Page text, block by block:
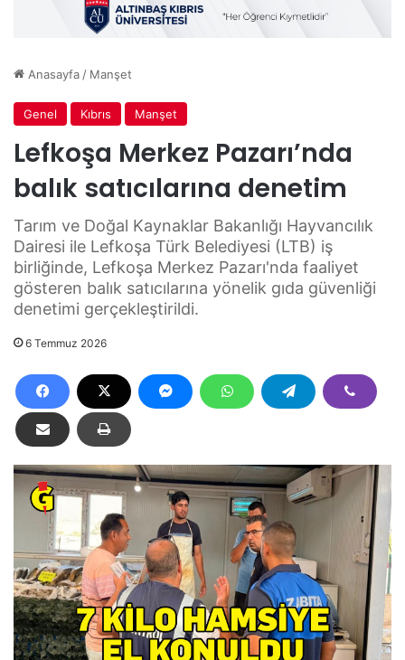
Anasayfa / Manşet
Genel Kıbrıs Manşet
Lefkoşa Merkez Pazarı’nda
balık satıcılarına denetim
Tarım ve Doğal Kaynaklar Bakanlığı Hayvancılık
Dairesi ile Lefkoşa Türk Belediyesi (LTB) iş
birliğinde, Lefkoşa Merkez Pazarı'nda faaliyet
gösteren balık satıcılarına yönelik gıda güvenliği
denetimi gerçekleştirildi.
6 Temmuz 2026